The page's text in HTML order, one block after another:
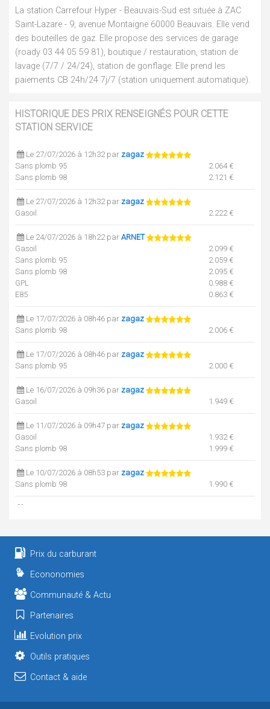
La station Carrefour Hyper - Beauvais-Sud est située à ZAC
Saint-Lazare - 9, avenue Montaigne 60000 Beauvais. Elle vend
des bouteilles de gaz. Elle propose des services de garage
(roady 03 44 05 59 81), boutique / restauration, station de
lavage (7/7 / 24/24), station de gonflage. Elle prend les
paiements CB 24h/24 7j/7 (station uniquement automatique).
HISTORIQUE DES PRIX RENSEIGNÉS POUR CETTE
STATION SERVICE
Le 27/07/2026 à 12h32 par zagaz
Sans plomb 95
2.064 €
Sans plomb 98
2.121 €
Le 27/07/2026 à 12h32 par zagaz
Gasoil
2.222 €
Le 24/07/2026 à 18h22 parARNET
Gasoil
2.099 €
Sans plomb 95
2.059 €
Sans plomb 98
2.095 €
GPL
0.988 €
E85
0.863 €
Le 17/07/2026 à 08h46 par zagaz
Sans plomb 98
2.006 €
Le 17/07/2026 à 08h46 par zagaz
Sans plomb 95
2.000 €
Le 16/07/2026 à 09h36 par zagaz
Gasoil
1.949 €
Le 11/07/2026 à 09h47 par zagaz
Gasoil
1.932 €
Sans plomb 98
1.999 €
Le 10/07/2026 à 08h53 par zagaz
Sans plomb 98
1.990 €
Gasoil
Sans plomb 95
Le 02/07/2026 à 11h12 par
Gasoil
Sans plomb 95
Sans plomb 98
Prix du carburant
Econonomies
Communauté & Actu
Partenaires
Evolution prix
Outils pratiques
Contact & aide